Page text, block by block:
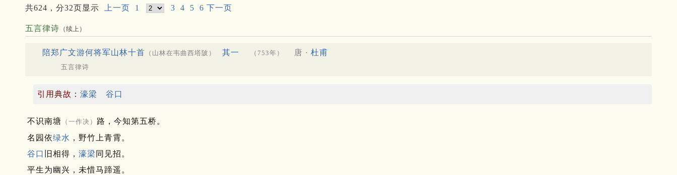
共624，分32页显示 上一页 1 3 4 5 6 下一页
五言律诗 （续上）
陪郑广文游何将军山林十首 （山林在韦曲西塔陂） 其一 （753年） 唐 · 杜甫
五言律诗
引用典故： 濠梁 谷口
不识南塘 （一作决） 路，今知第五桥。
名园依绿水 ，野竹上青霄。
谷口 旧相得， 濠梁 同见招。
平生为幽兴，未惜马蹄遥。